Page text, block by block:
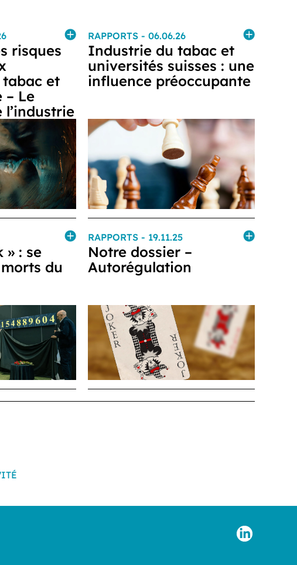
risques
et
– Le
l’industrie
RAPPORTS - 06.06.26
Industrie du tabac et
universités suisses : une
influence préoccupante
» : se
du
RAPPORTS - 19.11.25
Notre dossier –
Autorégulation